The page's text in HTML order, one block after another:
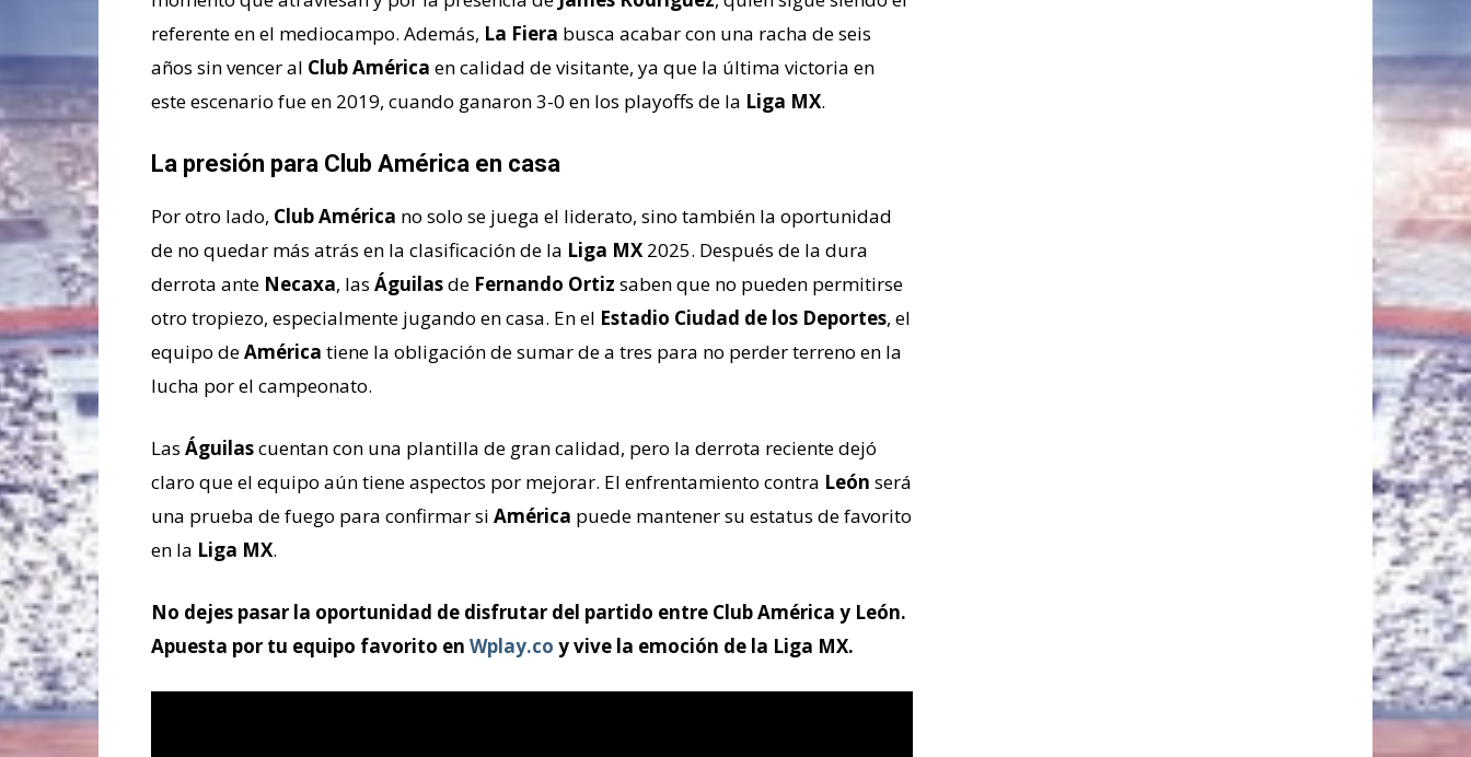
referente en el mediocampo. Además, La Fiera busca acabar con una racha de seis
años sin vencer al Club América en calidad de visitante, ya que la última victoria en
este escenario fue en 2019, cuando ganaron 3-0 en los playoffs de la Liga MX.
La presión para Club América en casa
Por otro lado, Club América no solo se juega el liderato, sino también la oportunidad
de no quedar más atrás en la clasificación de la Liga MX2025. Después de la dura
derrota ante Necaxa, las Águilasde Fernando Ortiz saben que no pueden permitirse
otro tropiezo, especialmente jugando en casa. En el Estadio Ciudad de los Deportes, el
equipo deAmérica tiene la obligación de sumar de a tres para no perder terreno en la
lucha por el campeonato.
Las Águilascuentan con una plantilla de gran calidad, pero la derrota reciente dejó
claro que el equipo aún tiene aspectos por mejorar. El enfrentamiento contra León será
una prueba de fuego para confirmar si América puede mantener su estatus de favorito
en la Liga MX.
No dejes pasar la oportunidad de disfrutar del partido entre Club América y León.
Apuesta por tu equipo favorito en Wplay.co y vive la emoción de la Liga MX.